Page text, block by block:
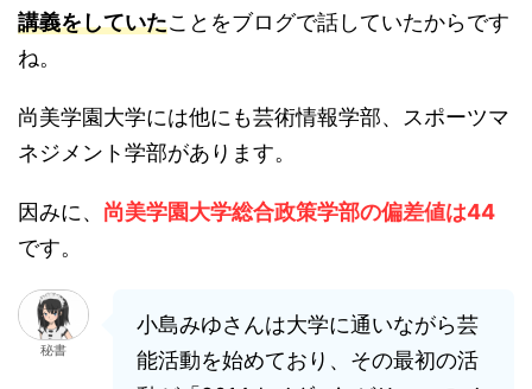
講義をしていたことをブログで話していたからです
ね。
尚美学園大学には他にも芸術情報学部、スポーツマ
ネジメント学部があります。
因みに、 尚美学園大学総合政策学部の偏差値は44
です。
秘書
小島みゆさんは大学に通いながら芸
能活動を始めており、その最初の活